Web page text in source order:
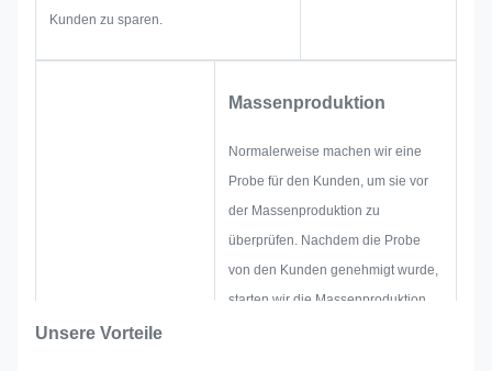
Kunden zu sparen.
Massenproduktion
Normalerweise machen wir eine
Probe für den Kunden, um sie vor
der Massenproduktion zu
überprüfen. Nachdem die Probe
von den Kunden genehmigt wurde,
starten wir die Massenproduktion
Unsere Vorteile